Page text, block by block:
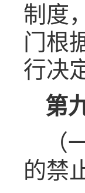
制度
门根
行决
第
的禁